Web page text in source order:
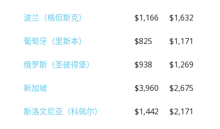
波兰（格但斯克） $1,166 $1,632
葡萄牙（里斯本） $825 $1,171
俄罗斯（圣彼得堡） $938 $1,269
新加坡 $3,960 $2,675
斯洛文尼亚（科佩尔） $1,442 $2,171